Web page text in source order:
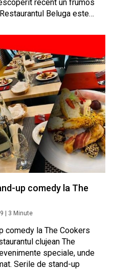
recent un frumos
Beluga este…
up comedy la The
3 Minute
comedy la The Cookers
clujean The
speciale, unde
Serile de stand-up